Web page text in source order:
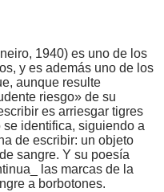
1940) es uno de los
y es además uno de los
aunque resulte
riesgo» de su
es arriesgar tigres
identifica, siguiendo a
de escribir: un objeto
sangre. Y su poesía
las marcas de la
a borbotones.